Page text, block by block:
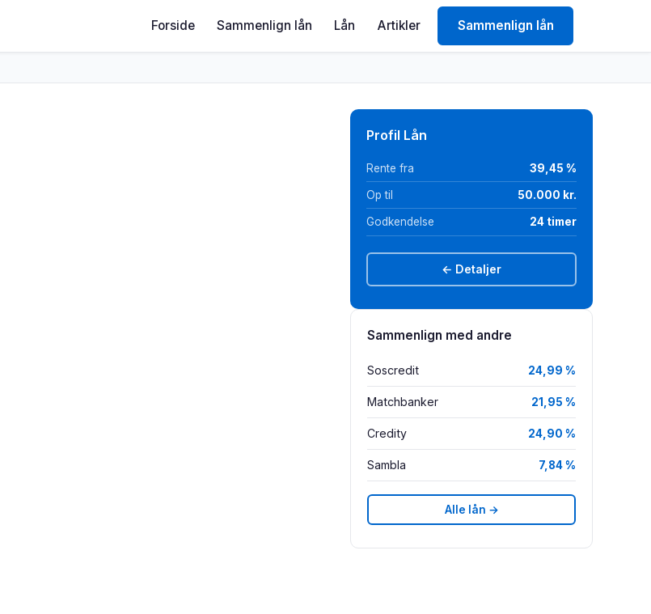
Forside Sammenlign lån Lån Artikler Sammenlign lån
Profil Lån
Rente fra 39,45 %
Op til 50.000 kr.
Godkendelse 24 timer
← Detaljer
Sammenlign med andre
Soscredit 24,99 %
Matchbanker 21,95 %
Credity 24,90 %
Sambla 7,84 %
Alle lån →